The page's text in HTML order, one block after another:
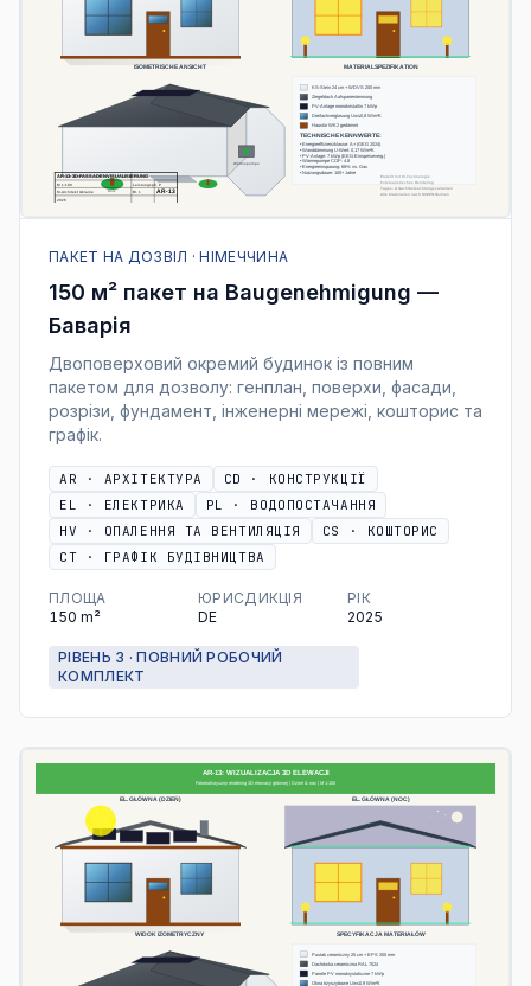
ПАКЕТ НА ДОЗВІЛ · НІМЕЧЧИНА
150 м² пакет на Baugenehmigung —
Баварія
Двоповерховий окремий будинок із повним
пакетом для дозволу: генплан, поверхи, фасади,
розрізи, фундамент, інженерні мережі, кошторис та
графік.
AR · АРХІТЕКТУРА CD ·
КОНСТРУКЦІЇ
EL · ЕЛЕКТРИКА PL · ВОДОПОСТАЧАННЯ
HV · ОПАЛЕННЯ ТА ВЕНТИЛЯЦІЯ CS · КОШТОРИС
CT · ГРАФІК БУДІВНИЦТВА
ПЛОЩА
150 m²
ЮРИСДИКЦІЯ
DE
РІК
2025
РІВЕНЬ 3 · ПОВНИЙ РОБОЧИЙ
КОМПЛЕКТ